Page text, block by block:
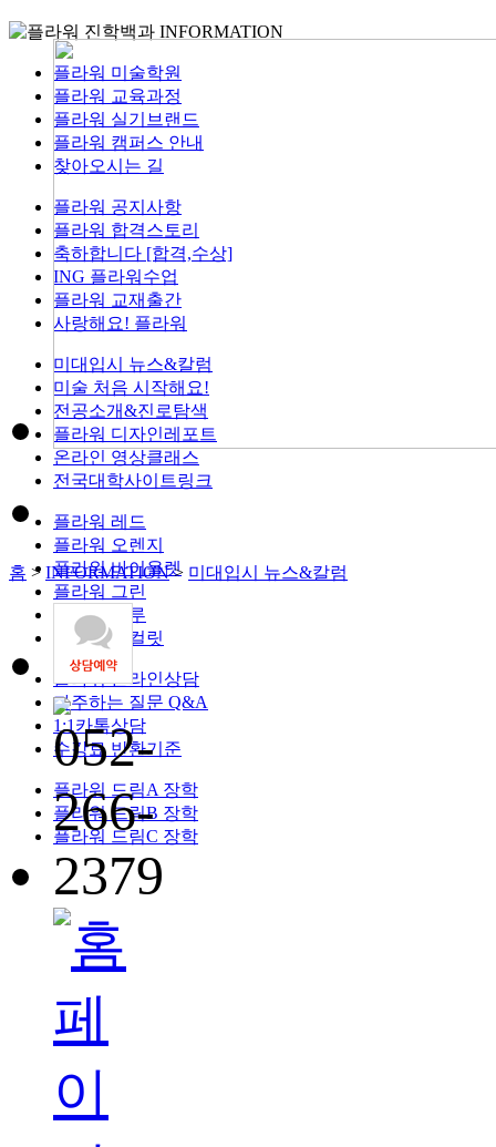
INFORMATION
플라워 미술학원
플라워 교육과정
플라워 실기브랜드
플라워 캠퍼스 안내
찾아오시는 길
플라워 공지사항
플라워 합격스토리
축하합니다 [합격,수상]
ING 플라워수업
플라워 교재출간
사랑해요! 플라워
미대입시 뉴스&칼럼
미술 처음 시작해요!
전공소개&진로탐색
플라워 디자인레포트
온라인 영상클래스
전국대학사이트링크
플라워 레드
플라워 오렌지
플라워 바이올렛
플라워 그린
플라워 블루
플라워 초컬릿
플라워 온라인상담
자주하는 질문 Q&A
1:1카톡상담
수강료 반환기준
플라워 드림A 장학
플라워 드림B 장학
플라워 드림C 장학
홈 > INFORMATION> 미대입시 뉴스&칼럼